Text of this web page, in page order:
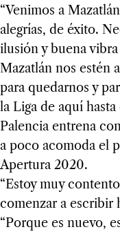
“Venimos a
alegrías, de éxito.
ilusión y buena
Mazatlán nos estén
para quedarnos y
la Liga de aquí
Palencia entrena
a poco acomoda el
Apertura 2020.
“Estoy muy
comenzar a escribir
“Porque es nuevo,